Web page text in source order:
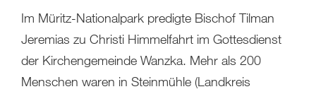
Im Müritz-Nationalpark predigte Bischof Tilman
Jeremias zu Christi Himmelfahrt im Gottesdienst
der Kirchengemeinde Wanzka. Mehr als 200
Menschen waren in Steinmühle (Landkreis